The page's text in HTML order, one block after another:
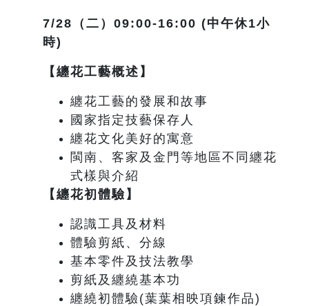
7/28 （二）09:00-16:00 (中午休1小
時)
【纏花工藝概述】
纏花工藝的發展和故事
國家指定技藝保存人
纏花文化美好的寓意
閩南、客家及金門等地區不同纏花
式樣與介紹
【纏花初體驗】
認識工具及材料
體驗剪紙、分線
基本零件及技法教學
剪紙及纏繞基本功
纏繞初體驗(葉葉相映項鍊作品)